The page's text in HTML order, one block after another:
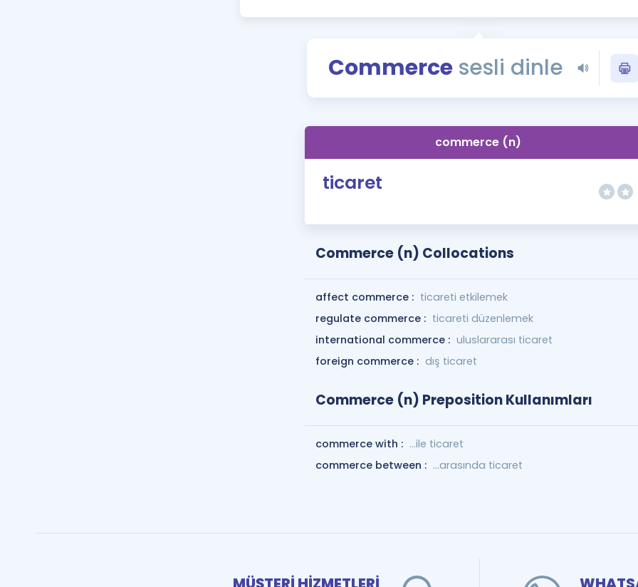
YDS - YÖKDİL
İngilizce
Commerce sesli dinle
commerce (n)
ticaret
Commerce (n) Collocations
affect commerce : ticareti etkilemek
regulate commerce : ticareti düzenlemek
international commerce : uluslararası ticaret
foreign commerce : dış ticaret
Commerce (n) Preposition Kullanımları
commerce with : ...ile ticaret
commerce between : ...arasında ticaret